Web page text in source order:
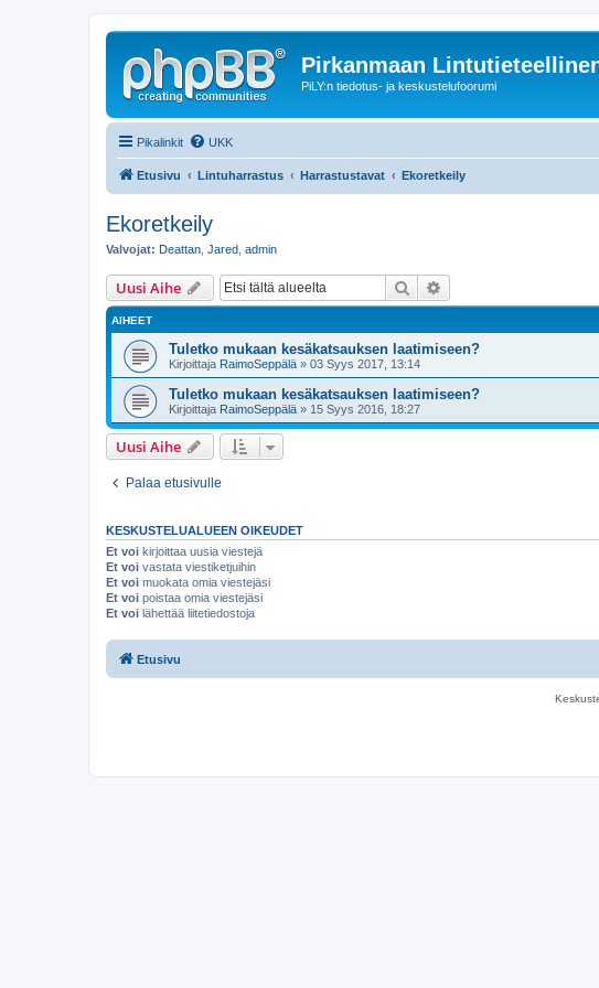
Pirkanmaan
PiLY:n tiedotus- ja keskustelufoorumi
Pikalinkit UKK
Etusivu Lintuharrastus Harrastustavat Ekoretkeily
Ekoretkeily
Valvojat: Deattan Jared admin
Uusi Aihe Etsi
AIHEET
Tuletko mukaan kesäkatsauksen laatimiseen?
Kirjoittaja RaimoSeppälä » 03 Syys 2017, 13:14
Tuletko mukaan kesäkatsauksen laatimiseen?
Kirjoittaja RaimoSeppälä » 15 Syys 2016, 18:27
Uusi Aihe
Palaa etusivulle
KESKUSTELUALUEEN OIKEUDET
Et voi kirjoittaa uusia viestejä
Et voi vastata viestiketjuihin
Et voi muokata omia viestejäsi
Et voi poistaa omia viestejäsi
Et voi lähettää liitetiedostoja
Etusivu